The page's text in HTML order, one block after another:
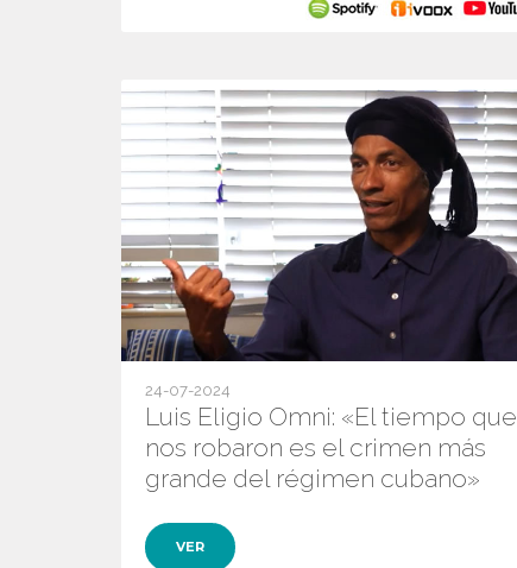
24-07-2024
Luis Eligio Omni: «El tiempo que
nos robaron es el crimen más
grande del régimen cubano»
VER